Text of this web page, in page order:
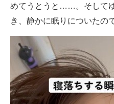
めてうとうと……。そして
き、静かに眠りについたの